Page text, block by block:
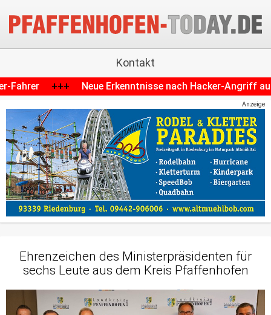
Kontakt
nach Hacker-Angriff auf Krankenhaus in
Anzeige
Ehrenzeichen des Ministerpräsidenten für
sechs Leute aus dem Kreis Pfaffenhofen